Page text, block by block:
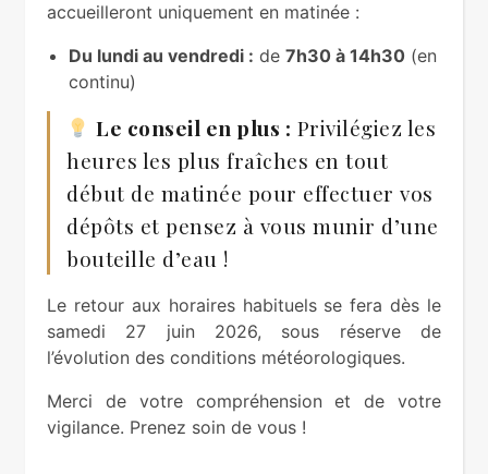
accueilleront uniquement en matinée :
Du lundi au vendredi : de 7h30 à 14h30 (en
continu)
Le conseil en plus : Privilégiez les
heures les plus fraîches en tout
début de matinée pour effectuer vos
dépôts et pensez à vous munir d’une
bouteille d’eau !
Le retour aux horaires habituels se fera dès le
samedi 27 juin 2026, sous réserve de
l’évolution des conditions météorologiques.
Merci de votre compréhension et de votre
vigilance. Prenez soin de vous !